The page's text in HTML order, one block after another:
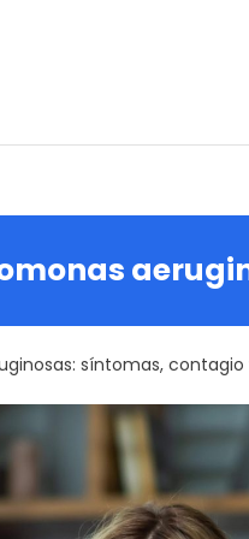
síntomas,